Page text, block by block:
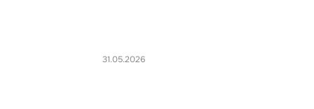
31.05.2026